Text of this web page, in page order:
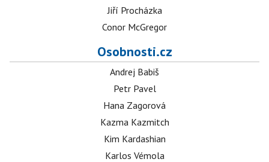
Jiří Procházka
Conor McGregor
Osobnosti.cz
Andrej Babiš
Petr Pavel
Hana Zagorová
Kazma Kazmitch
Kim Kardashian
Karlos Vémola